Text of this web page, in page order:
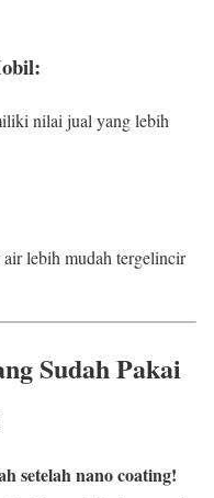
nilai jual yang lebih
lebih mudah tergelincir
Sudah Pakai
setelah nano coating!